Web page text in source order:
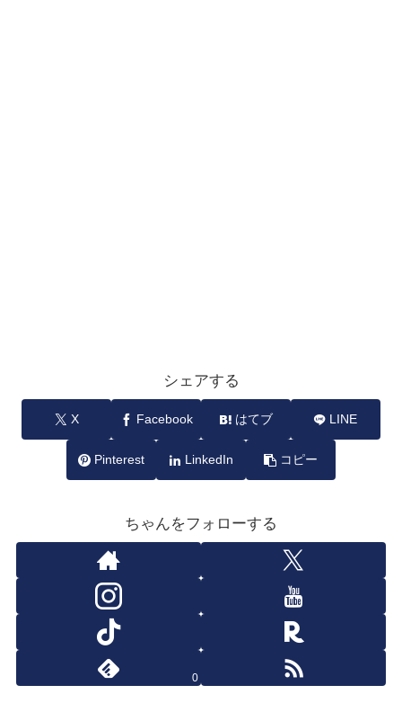
シェアする
X Facebook はてブ LINE
Pinterest LinkedIn コピー
ちゃんをフォローする
0